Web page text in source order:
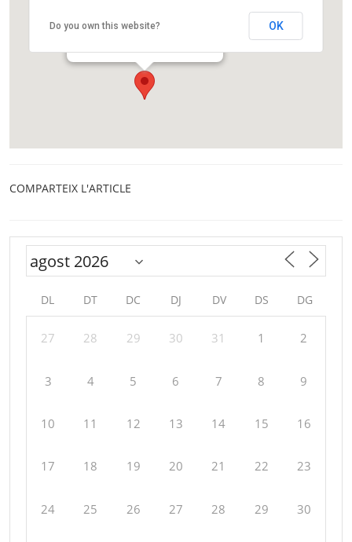
Agrupació Astronòmica d’Osona
Carrer del Pare Xifré, 1-3
Do you own this website? OK
COMPARTEIX L'ARTICLE
DL DT DC DJ DV DS DG
27 28 29 30 31 1 2
3 4 5 6 7 8 9
10 11 12 13 14 15 16
17 18 19 20 21 22 23
24 25 26 27 28 29 30